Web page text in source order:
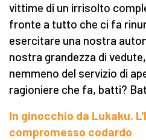
vittime di un irrisolto
fronte a tutto che ci fa
esercitare una nostra
nostra grandezza di
nemmeno del servizio di
ragioniere che fa, batti?
In ginocchio da Lukaku.
compromesso codardo